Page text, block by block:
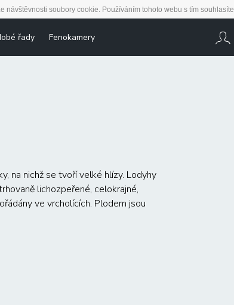
soubory cookie. Používáním tohoto webu s tím souhlasíte.
řady Fenokamery
na nichž se tvoří velké hlízy. Lodyhy
lichozpeřené, celokrajné,
ve vrcholících. Plodem jsou